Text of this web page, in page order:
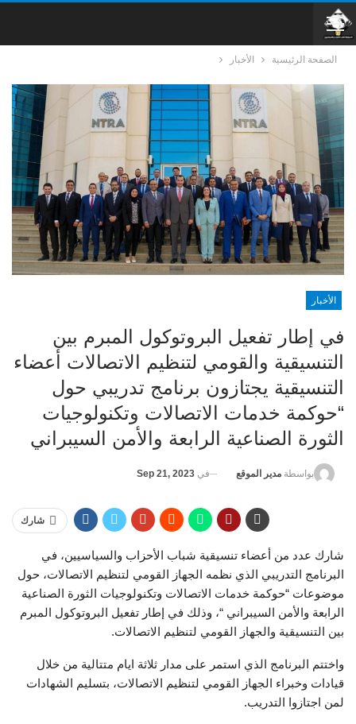
الصفحة الرئيسية الأخبار
الأخبار
في إطار تفعيل البروتوكول المبرم بين
التنسيقية والقومي لتنظيم الاتصالات أعضاء
التنسيقية يجتازون برنامج تدريبي حول
“حوكمة خدمات الاتصالات وتكنولوجيات
الثورة الصناعية الرابعة والأمن السيبراني
بواسطة مدير الموقع في Sep 21, 2023
شارك
شارك عدد من أعضاء تنسيقية شباب الأحزاب والسياسيين، في
البرنامج التدريبي الذي نظمه الجهاز القومي لتنظيم الاتصالات، حول
موضوعات “حوكمة خدمات الاتصالات وتكنولوجيات الثورة الصناعية
الرابعة والأمن السيبراني “، وذلك في إطار تفعيل البروتوكول المبرم
بين التنسيقية والجهاز القومي لتنظيم الاتصالات.
واختتم البرنامج الذي استمر على مدار ثلاثة ايام متتالية من خلال
قيادات وخبراء الجهاز القومي لتنظيم الاتصالات، بتسليم الشهادات
لمن اجتازوا التدريب.